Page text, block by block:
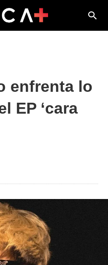
enfrenta lo
EP ‘cara